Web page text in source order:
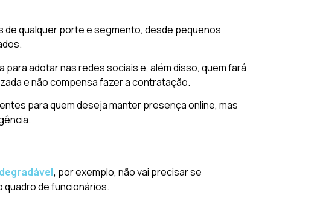
qualquer porte e segmento, desde pequenos
adotar nas redes sociais e, além disso, quem fará
e não compensa fazer a contratação.
para quem deseja manter presença online, mas
, por exemplo, não vai precisar se
de funcionários.